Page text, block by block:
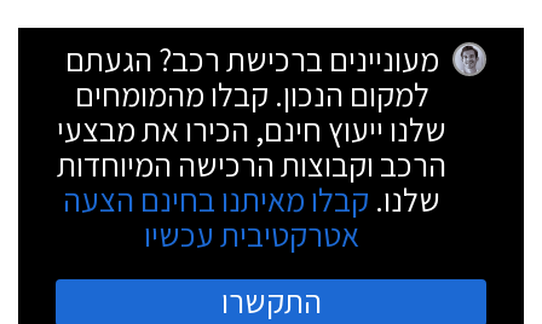
מעוניינים ברכישת רכב? הגעתם
למקום הנכון. קבלו מהמומחים
שלנו ייעוץ חינם, הכירו את מבצעי
הרכב וקבוצות הרכישה המיוחדות
שלנו. קבלו מאיתנו בחינם הצעה
אטרקטיבית עכשיו
התקשרו